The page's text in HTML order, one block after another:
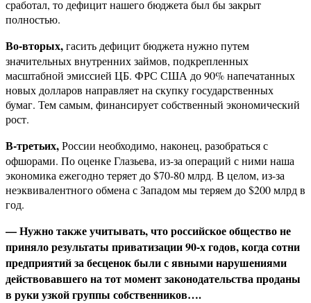
сработал, то дефицит нашего бюджета был бы закрыт
полностью.
Во-вторых,гасить дефицит бюджета нужно путем
значительных внутренних займов, подкрепленных
масштабной эмиссией ЦБ. ФРС США до 90% напечатанных
новых долларов направляет на скупку государственных
бумаг. Тем самым, финансирует собственный экономический
рост.
В-третьих,России необходимо, наконец, разобраться с
офшорами. По оценке Глазьева, из-за операций с ними наша
экономика ежегодно теряет до $70-80 млрд. В целом, из-за
неэквивалентного обмена с Западом мы теряем до $200 млрд в
год.
— Нужно также учитывать, что российское общество не
приняло результаты приватизации 90-х годов, когда сотни
предприятий за бесценок были с явными нарушениями
действовавшего на тот момент законодательства проданы
в руки узкой группы собственников….